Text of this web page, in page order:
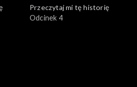
Przeczytaj mi tę historię
Odcinek 4